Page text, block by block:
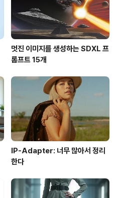
멋진 이미지를 생성하는 SDXL 프
롬프트 15개
IP-Adapter: 너무 많아서 정리
한다